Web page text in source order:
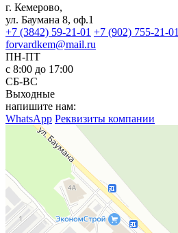
г. Кемерово,
ул. Баумана 8, оф.1
+7 (3842) 59-21-01 +7 (902) 755-21-01
forvardkem@mail.ru
ПН-ПТ
с 8:00 до 17:00
СБ-ВС
Выходные
напишите нам:
WhatsApp Реквизиты компании